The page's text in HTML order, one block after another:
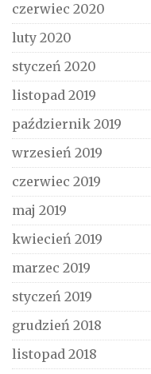
czerwiec 2020
luty 2020
styczeń 2020
listopad 2019
październik 2019
wrzesień 2019
czerwiec 2019
maj 2019
kwiecień 2019
marzec 2019
styczeń 2019
grudzień 2018
listopad 2018